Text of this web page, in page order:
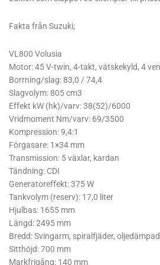
Fakta från Suzuki;
VL800 Volusia
Motor: 45 V-twin, 4-takt, vätskekyld, 4
Borrning/slag: 83,0 / 74,4
Slagvolym: 805 cm3
Effekt kW (hk)/varv: 38(52)/6000
Vridmoment Nm/varv: 69/3500
Kompression: 9,4:1
Förgasare: 1×34 mm
Transmission: 5 växlar, kardan
Tändning: CDI
Generatoreffekt: 375 W
Tankvolym (reserv): 17,0 liter
Hjulbas: 1655 mm
Längd: 2495 mm
Bredd: Svingarm, spiralfjäder, oljedämpad
Sitthöjd: 700 mm
Markfrigång: 140 mm